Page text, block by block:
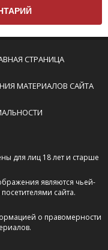
правил:
слишком
обсуждения.
в комментарие
расовой,
розни —
они кстати
сайтов, нам
СТРАНИЦА
МАТЕРИАЛОВ САЙТА
для лиц 18 лет и старше
являются чьей-
сайта.
о правомерности